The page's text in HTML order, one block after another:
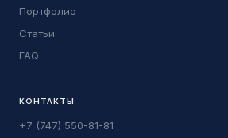
Портфолио
Статьи
FAQ
КОНТАКТЫ
+7 (747) 550-81-81